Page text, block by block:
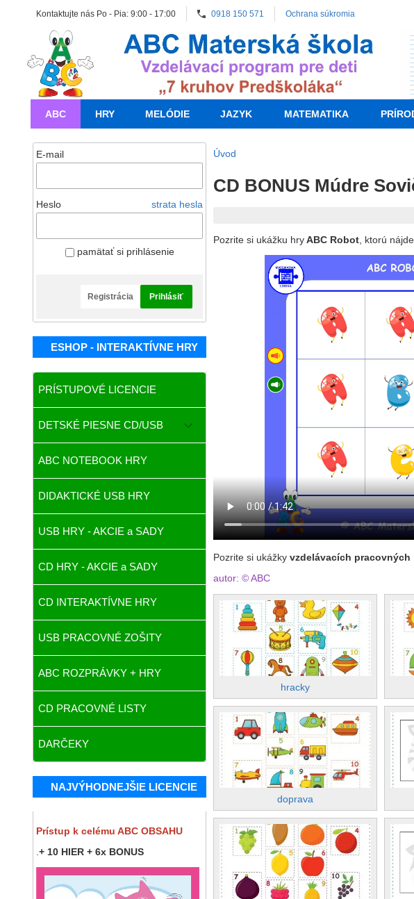
Kontaktujte nás Po - Pia: 9:00 - 17:00 0918 150 571 Ochrana súkromia
ABC HRY MELÓDIE JAZYK MATEMATIKA
E-mail
Heslo strata hesla
pamätať si prihlásenie
Registrácia Prihlásiť
ESHOP - INTERAKTÍVNE HRY
PRÍSTUPOVÉ LICENCIE
DETSKÉ PIESNE CD/USB
ABC NOTEBOOK HRY
DIDAKTICKÉ USB HRY
USB HRY - AKCIE a SADY
CD HRY - AKCIE a SADY
CD INTERAKTÍVNE HRY
USB PRACOVNÉ ZOŠITY
ABC ROZPRÁVKY + HRY
CD PRACOVNÉ LISTY
DARČEKY
NAJVÝHODNEJŠIE LICENCIE
Prístup k celému ABC OBSAHU
+ 10 HIER + 6x BONUS
Úvod
CD BONUS Múdre
Pozrite si ukážku hryABC Robot , ktorú
Pozrite si ukážky vzdelávacích pracovných
autor: © ABC
hracky
doprava